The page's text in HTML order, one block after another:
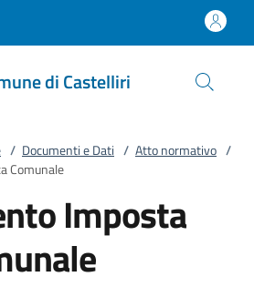
di Castelliri
/ Documenti e Dati / Atto normativo /
Comunale
Imposta